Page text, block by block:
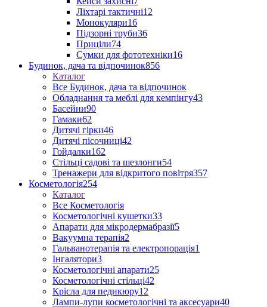
Ліхтарі тактичні12
Монокуляри16
Підзорні труби36
Приціли74
Сумки для фототехніки16
Будинок, дача та відпочинок856
Каталог
Все Будинок, дача та відпочинок
Обладнання та меблі для кемпінгу43
Басейни90
Гамаки62
Дитячі гірки46
Дитячі пісочниці42
Гойдалки162
Стільці садові та шезлонги54
Тренажери для відкритого повітря357
Косметологія254
Каталог
Все Косметологія
Косметологічні кушетки33
Апарати для мікродермабразії5
Вакуумна терапія2
Гальванотерапія та електропорація1
Інгалятори3
Косметологічні апарати25
Косметологічні стільці42
Крісла для педикюру12
Лампи-лупи косметологічні та аксесуари40